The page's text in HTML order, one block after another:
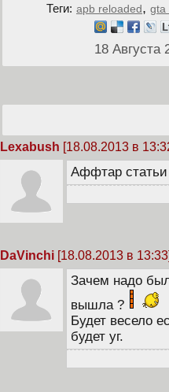
Теги: apb reloaded, gta
18
Lexabush [18.08.2013 в
Аффтар
DaVinchi [18.08.2013 в
Зачем надо
вышла ?
Будет весело
будет уг.